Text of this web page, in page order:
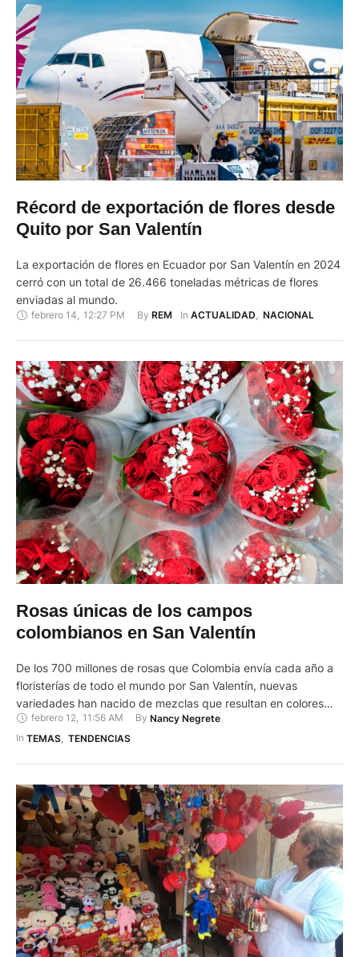
Récord de exportación de flores desde
Quito por San Valentín
La exportación de flores en Ecuador por San Valentín en 2024
cerró con un total de 26.466 toneladas métricas de flores
enviadas al mundo.
febrero 14 12:27 PM By REM In ACTUALIDAD, NACIONAL
Rosas únicas de los campos
colombianos en San Valentín
De los 700 millones de rosas que Colombia envía cada año a
floristerías de todo el mundo por San Valentín, nuevas
variedades han nacido de mezclas que resultan en colores
morados, rosados o anaranjados, todos ellos especiales y
únicos en el mundo. Las variedades de rosas colombianas
febrero 12, 11:56 AM By Nancy Negrete
In TEMAS, TENDENCIAS